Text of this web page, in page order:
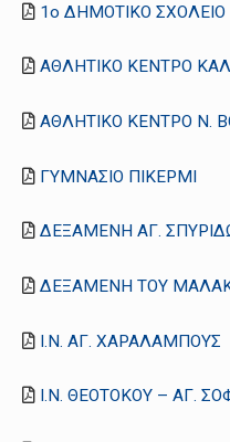
1ο ΔΗΜΟΤΙΚΟ
ΑΘΛΗΤΙΚΟ ΚΕΝΤΡΟ
ΑΘΛΗΤΙΚΟ ΚΕΝΤΡΟ Ν.
ΓΥΜΝΑΣΙΟ ΠΙΚΕΡΜΙ
ΔΕΞΑΜΕΝΗ ΑΓ.
ΔΕΞΑΜΕΝΗ ΤΟΥ
Ι.Ν. ΑΓ. ΧΑΡΑΛΑΜΠΟΥΣ
Ι.Ν. ΘΕΟΤΟΚΟΥ – ΑΓ.